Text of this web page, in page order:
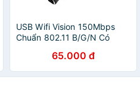
USB Wifi Vision 150Mbps
Chuẩn 802.11 B/G/N Có
65.000 đ